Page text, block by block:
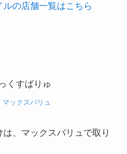
の店舗一覧はこちら
マックスバリュ
、マックスバリュで取り